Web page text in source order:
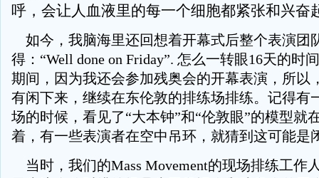
呼，会让人血液里的每一个细胞都紧张和兴奋
如今，我脑海里还回想着开幕式后整个表演团
得：“Well done on Friday”. 怎么一转眼16天的时
期间，因为我还会参加残奥会的开幕表演，所以
有闲下来，继续在东伦敦的排练场排练。记得有
场的时候，看见了“大本钟”和“伦敦眼”的模型就
着，有一些表演者在空中吊环，就猜到这可能是
当时，我们的Mass Movement的现场排练工作